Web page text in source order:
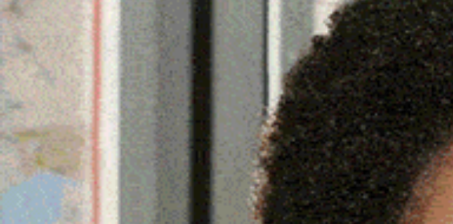
IPPODROMO DI CHILIVANI: I
GIORNATA DI CORSE DELLA
7 Settembre 2025, 23:11